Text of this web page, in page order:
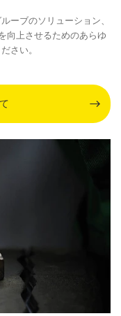
ーブのソリューション、
向上させるためのあらゆ
さい。